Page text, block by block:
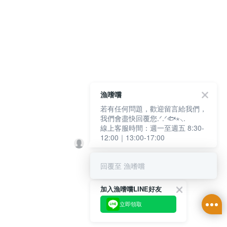
加入漁嗜嚐LINE好友
立即領取
漁嗜嚐
若有任何問題，歡迎留言給我們，
我們會盡快回覆您.ᐟ.ᐟ🐟⋆⸜.
線上客服時間：週一至週五 8:30-
12:00｜13:00-17:00
回覆至 漁嗜嚐